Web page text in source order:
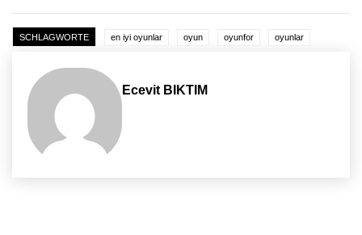
SCHLAGWORTE en iyi oyunlar oyun oyunfor oyunlar
Ecevit BIKTIM